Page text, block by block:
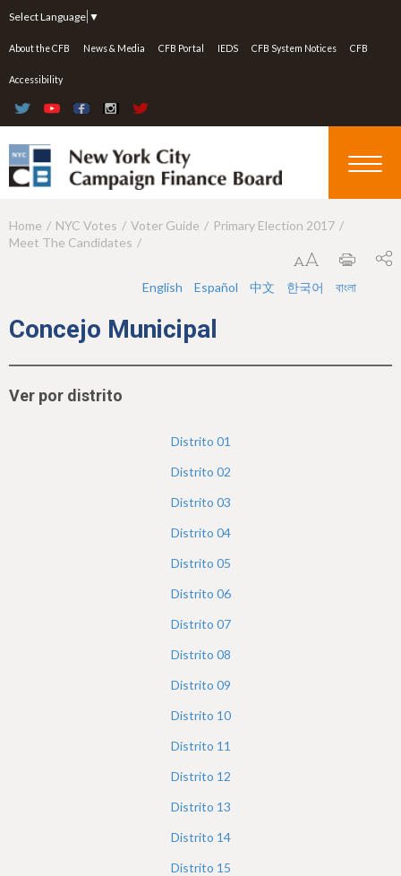
Select Language ▼
About the CFB News & Media CFB Portal IEDS CFB System Notices CFB
Accessibility
Y
a
h
Home NYC Votes Voter Guide
Primary Election 2017
Meet The Candidates
English Español 中文 한국어 বাংলা
Concejo Municipal
Ver por distrito
Distrito 01
Distrito 02
Distrito 03
Distrito 04
Distrito 05
Distrito 06
Distrito 07
Distrito 08
Distrito 09
Distrito 10
Distrito 11
Distrito 12
Distrito 13
Distrito 14
Distrito 15